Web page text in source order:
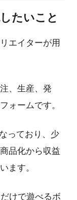
たいこと
エイターが用
、生産、発
ォームです。
っており、少
品化から収益
ます。
けで遊べるボ